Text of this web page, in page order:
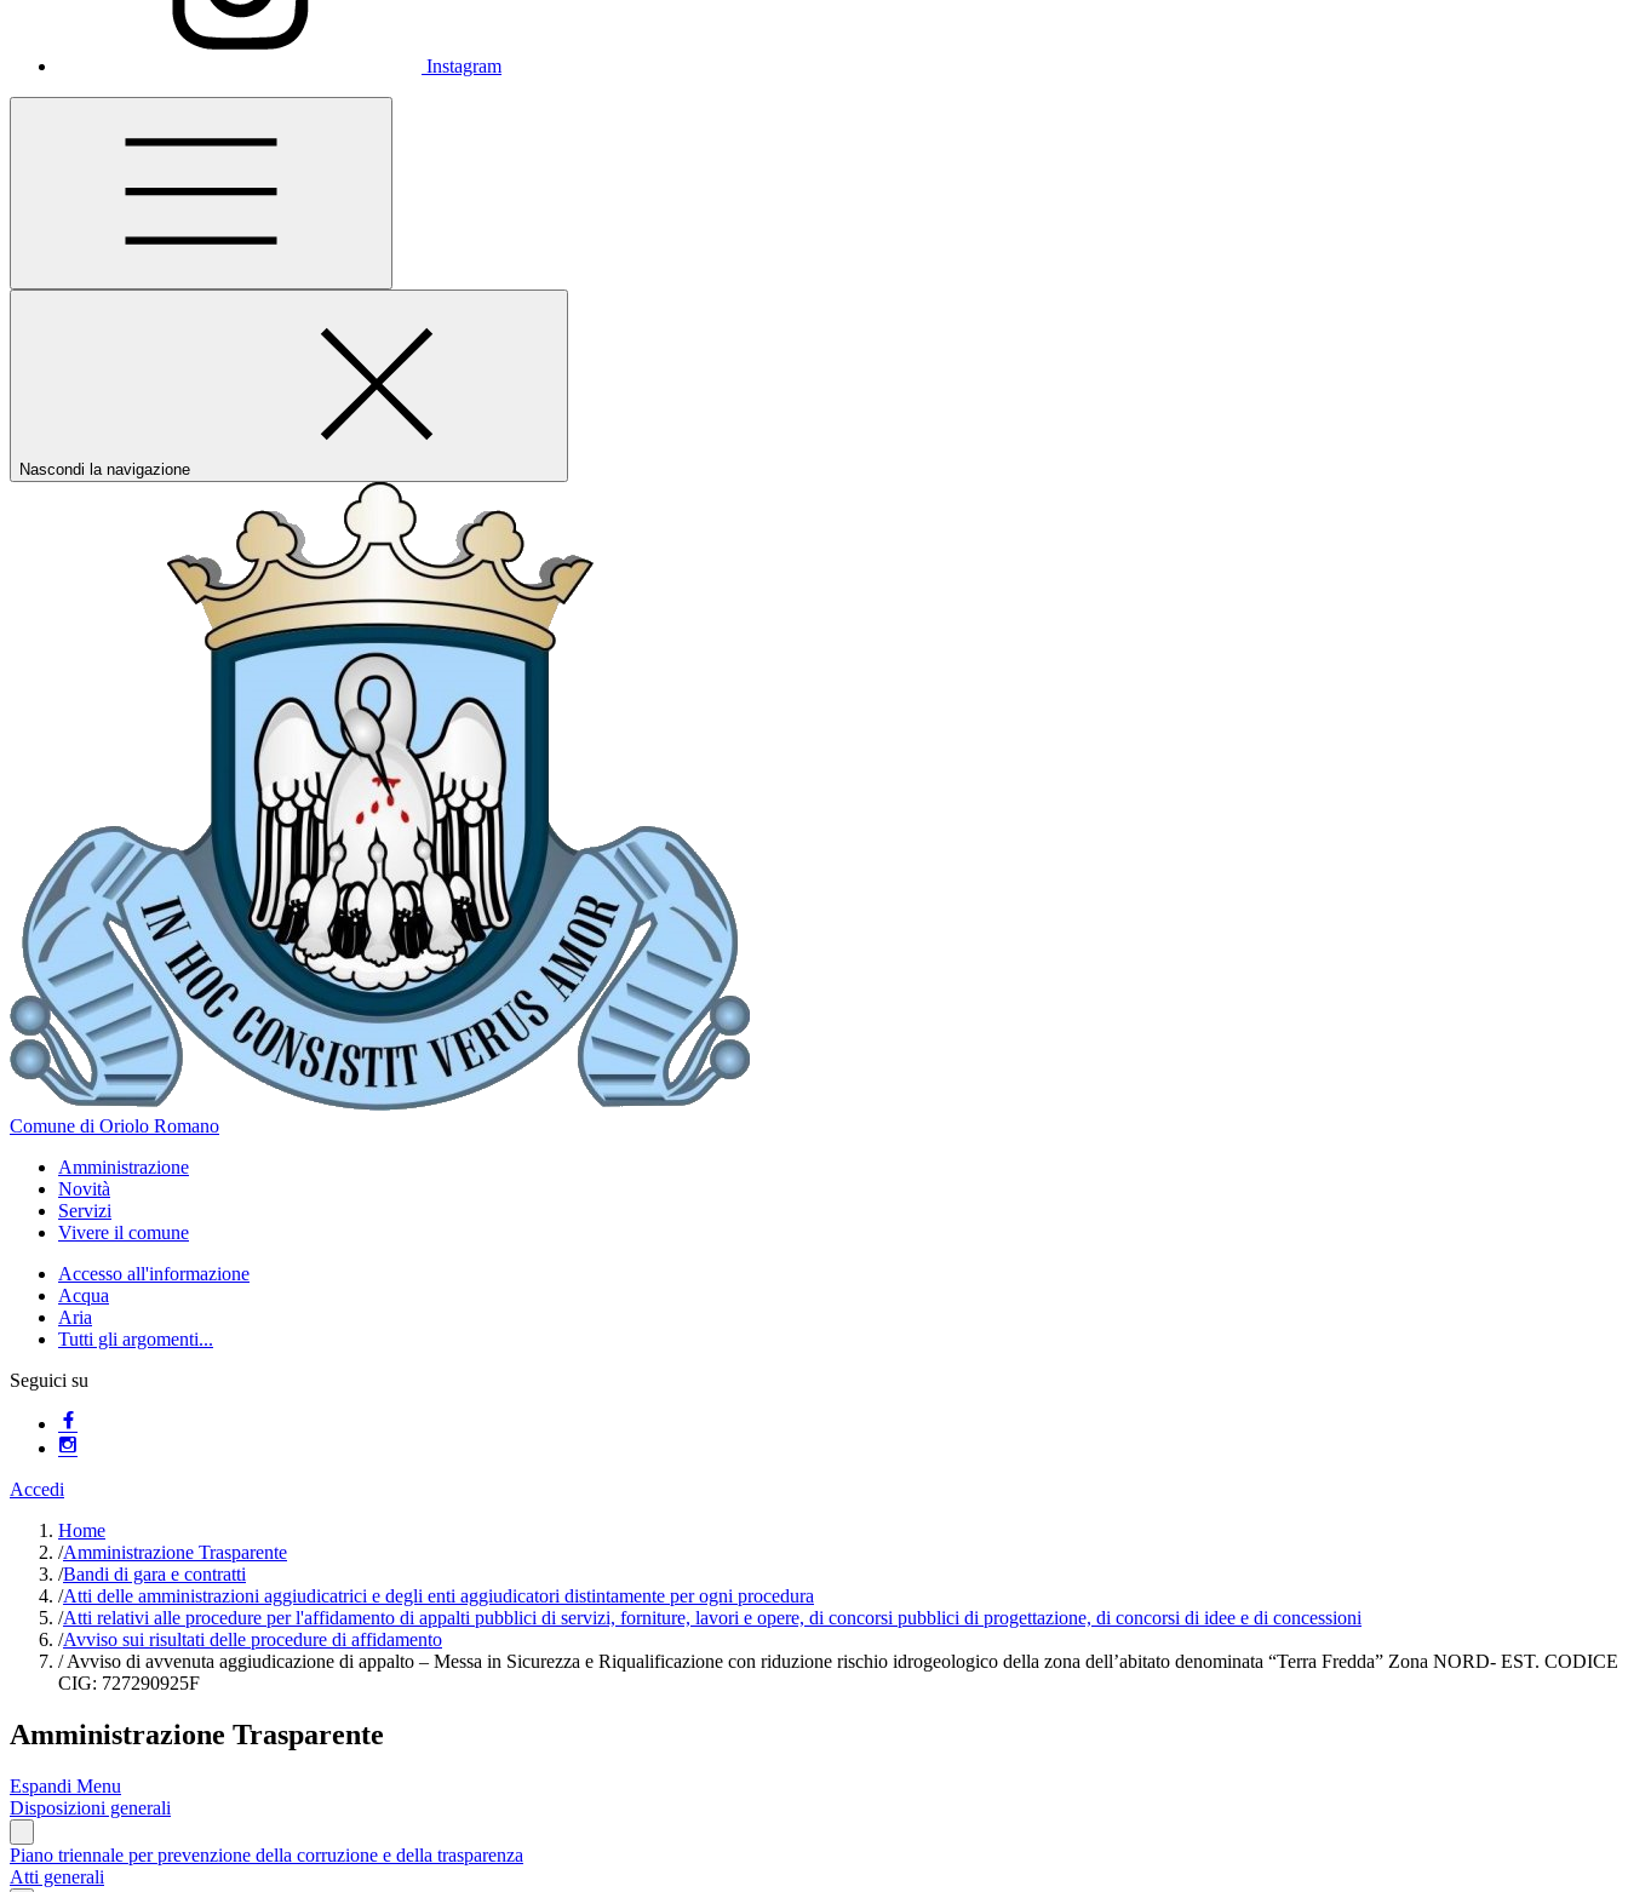
Instagram
Nascondi la navigazione
Comune di Oriolo Romano
Amministrazione
Novità
Servizi
Vivere il comune
Accesso all'informazione
Acqua
Aria
Tutti gli argomenti...
Seguici su
Accedi
Home
/Amministrazione Trasparente
/Bandi di gara e contratti
/Atti delle amministrazioni aggiudicatrici e degli enti aggiudicatori distintamente per ogni procedura
/Atti relativi alle procedure per l'affidamento di appalti pubblici di servizi, forniture, lavori e opere, di concorsi pubblici di progettazione, di concorsi di idee e di concessioni
/Avviso sui risultati delle procedure di affidamento
/Avviso di avvenuta aggiudicazione di appalto – Messa in Sicurezza e Riqualificazione con riduzione rischio idrogeologico della zona dell’abitato denominata “Terra Fredda” Zona NORD- EST. CODICE
CIG: 727290925F
Amministrazione Trasparente
Espandi Menu
Disposizioni generali
Piano triennale per prevenzione della corruzione e della trasparenza
Atti generali